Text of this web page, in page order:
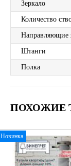
Зеркало
Количество
Направляющие
Штанги
Полка
ПОХОЖИЕ
Новинка